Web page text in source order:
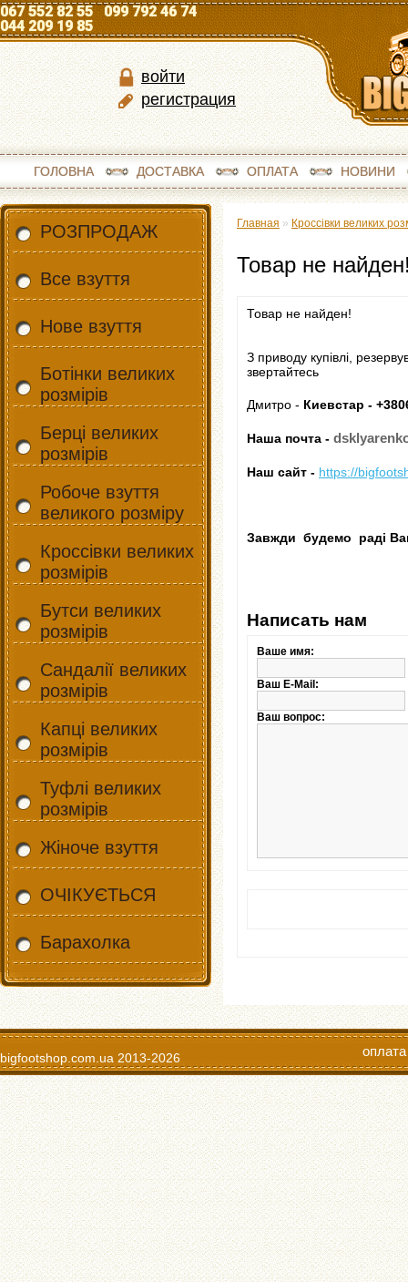
067 552 82 55 099 792 46 74
044 209 19 85
войти
регистрация
ГОЛОВНА ДОСТАВКА ОПЛАТА НОВИНИ
РОЗПРОДАЖ
Все взуття
Нове взуття
Ботінки великих
розмірів
Берці великих
розмірів
Робоче взуття
великого розміру
Кроссівки великих
розмірів
Бутси великих
розмірів
Сандалії великих
розмірів
Капці великих
розмірів
Туфлі великих
розмірів
Жіноче взуття
ОЧІКУЄТЬСЯ
Барахолка
Главная » Кроссівки великих
Товар не
Товар не найден!
З приводу купівлі,
звертайтесь
Дмитро - Киевстар -
Наша почта -
Наш сайт - https://
Завжди будемо раді
Написать нам
Ваше имя:
Ваш E-Mail:
Ваш вопрос:
bigfootshop.com.ua 2013-2026 оплата